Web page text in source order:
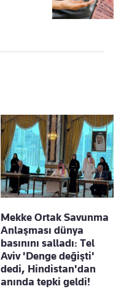
Mekke Ortak Savunma
Anlaşması dünya
basınını salladı: Tel
Aviv 'Denge değişti'
dedi, Hindistan'dan
anında tepki geldi!